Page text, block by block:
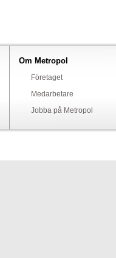
Om Metropol
Företaget
Medarbetare
Jobba på Metropol